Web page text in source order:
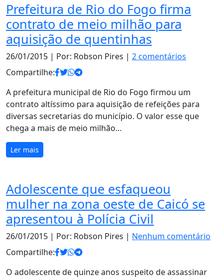
Prefeitura de Rio do Fogo firma
contrato de meio milhão para
aquisição de quentinhas
26/01/2015 | Por: Robson Pires | 2 comentários
Compartilhe:
A prefeitura municipal de Rio do Fogo firmou um
contrato altíssimo para aquisição de refeições para
diversas secretarias do município. O valor esse que
chega a mais de meio milhão…
Ler mais
Adolescente que esfaqueou
mulher na zona oeste de Caicó se
apresentou à Polícia Civil
26/01/2015 | Por: Robson Pires | Nenhum comentário
Compartilhe:
O adolescente de quinze anos suspeito de assassinar